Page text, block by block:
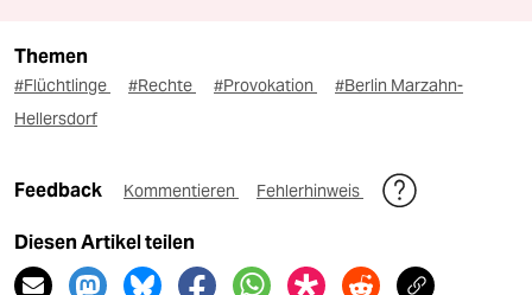
Themen
#Flüchtlinge #Rechte #Provokation
#Berlin Marzahn-
Hellersdorf
Feedback Kommentieren Fehlerhinweis
Diesen Artikel teilen